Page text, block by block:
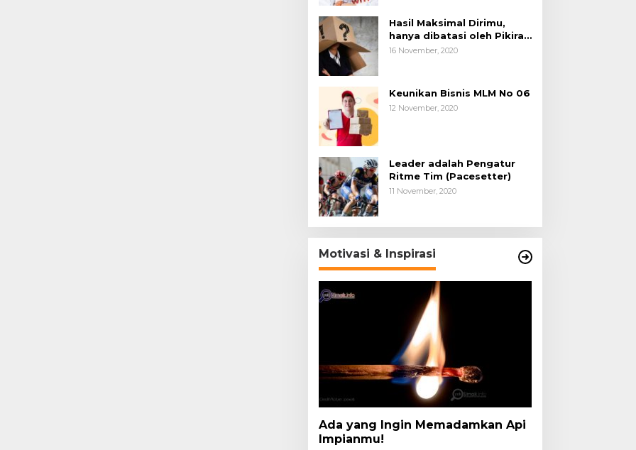
Hasil Maksimal Dirimu,
hanya dibatasi oleh Pikiran
Negatif.
16 November, 2020
Keunikan Bisnis MLM No 06
12 November, 2020
Leader adalah Pengatur
Ritme Tim (Pacesetter)
11 November, 2020
Motivasi & Inspirasi
Ada yang Ingin Memadamkan Api
Impianmu!